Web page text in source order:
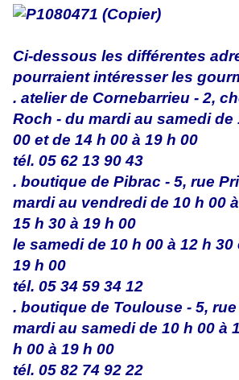
Ci-dessous les différentes
pourraient intéresser les
. atelier de Cornebarrieu - 2,
Roch - du mardi au samedi de
00 et de 14 h 00 à 19 h 00
tél. 05 62 13 90 43
. boutique de Pibrac - 5, rue
mardi au vendredi de 10 h 00
15 h 30 à 19 h 00
le samedi de 10 h 00 à 12 h 30
19 h 00
tél. 05 34 59 34 12
. boutique de Toulouse - 5,
mardi au samedi de 10 h 00 à
h 00 à 19 h 00
tél. 05 82 74 92 22